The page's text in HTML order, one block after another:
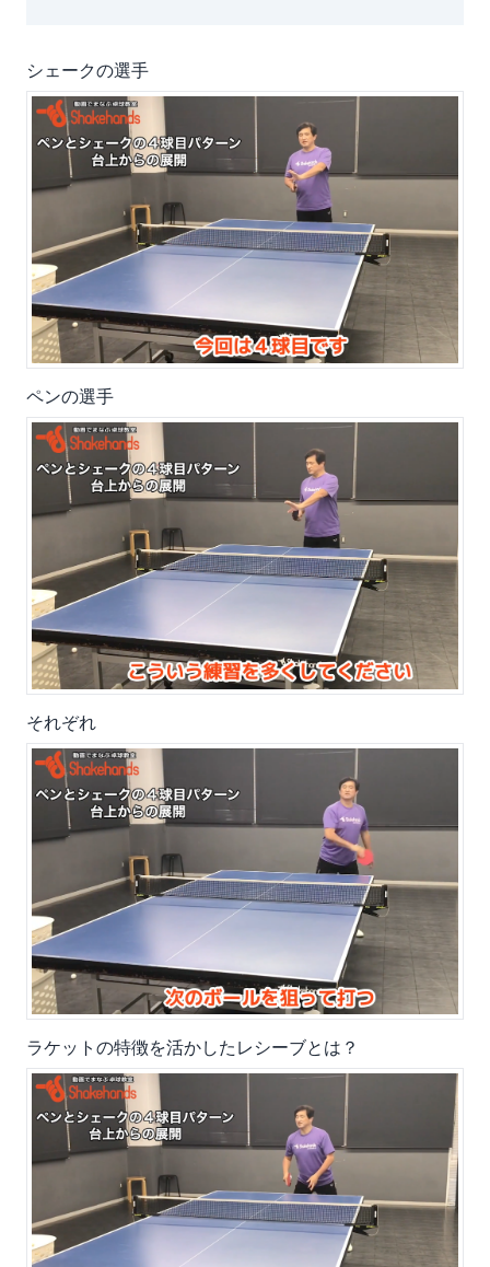
シェークの選手
ペンの選手
それぞれ
ラケットの特徴を活かしたレシーブとは？